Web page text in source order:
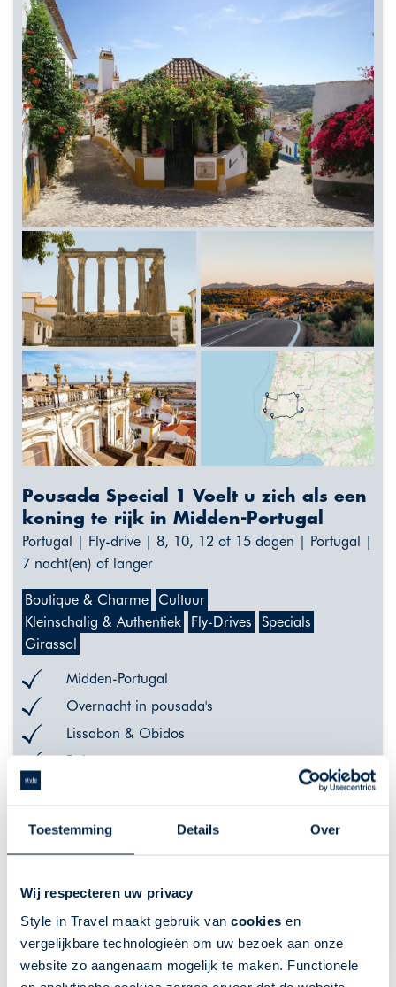
Toestemming Details Over
Wij respecteren uw privacy
Style in Travel maakt gebruik van cookies en
vergelijkbare technologieën om uw bezoek aan onze
website zo aangenaam mogelijk te maken. Functionele
Pousada Special 1 Voelt u zich als een
koning te rijk in Midden-Portugal
Portugal | Fly-drive | 8, 10, 12 of 15 dagen | Portugal |
7 nacht(en) of langer
Boutique & Charme Cultuur
Kleinschalig & Authentiek
Fly-Drives
Specials
Girassol
Midden-Portugal
Overnacht in pousada's
Lissabon & Obidos
Ruimte en rust
De getoonde prijs is ter indicatie. Deze is afhankelijk van
VANAF 680,- MEER INFO